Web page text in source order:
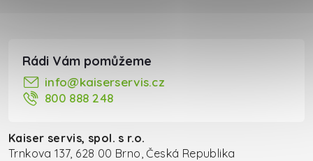
info@kaiserservis.cz
800 888 248
Kaiser servis, spol. s r.o.
Trnkova 137, 628 00 Brno, Česká Republika